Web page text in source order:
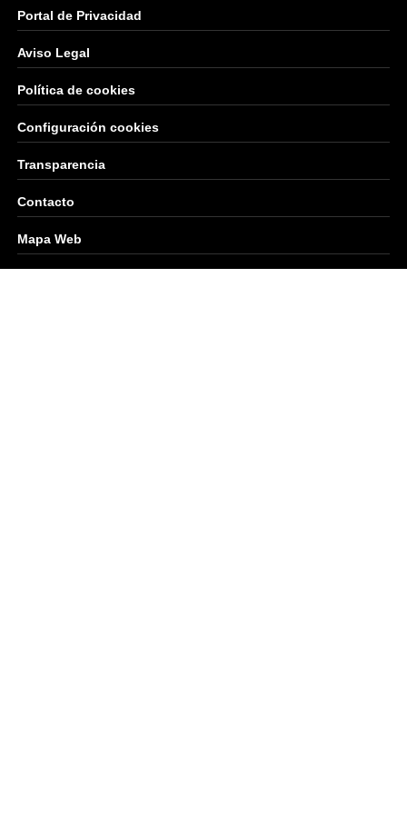
Portal de Privacidad
Aviso Legal
Política de cookies
Configuración cookies
Transparencia
Contacto
Mapa Web